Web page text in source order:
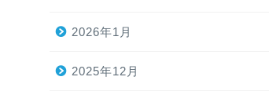
2026年1月
2025年12月